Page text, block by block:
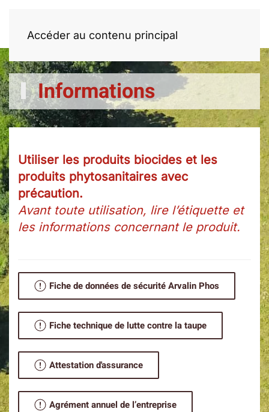
Accéder au contenu principal
Informations
Utiliser les produits biocides et les
produits phytosanitaires avec
précaution.
Avant toute utilisation, lire l’étiquette et
les informations concernant le produit.
Fiche de données de sécurité Arvalin Phos
Fiche technique de lutte contre la taupe
Attestation d'assurance
Agrément annuel de l’entreprise